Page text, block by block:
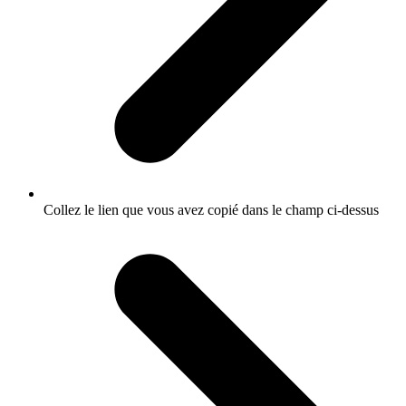
Collez le lien que vous avez copié dans le champ ci-dessus